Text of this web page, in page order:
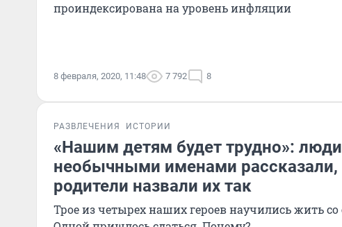
проиндексирована на уровень инфляции
8 февраля, 2020, 11:48 7 792 8
РАЗВЛЕЧЕНИЯ ИСТОРИИ
«Нашим детям будет трудно»:
необычными именами рассказали,
родители назвали их так
Трое из четырех наших героев научились жить